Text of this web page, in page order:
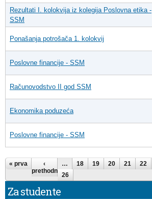
Rezultati I. kolokvija iz kolegija Poslovna etika -
SSM
Ponašanja potrošača 1. kolokvij
Poslovne financije - SSM
Računovodstvo II god SSM
Ekonomika poduzeća
Poslovne financije - SSM
Stranice
« prva
‹
prethodna
… 18 19 20 21 22
26
Za studente